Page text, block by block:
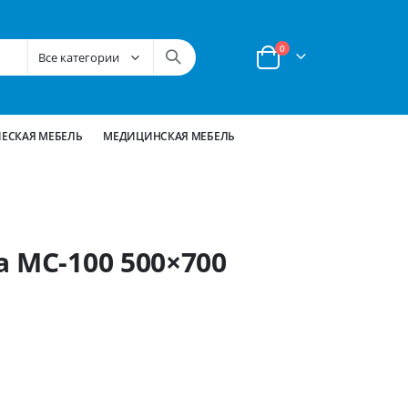
Корзина
0позиции
МЕБЕЛЬ МЕДИЦИНСКАЯ МЕБЕЛЬ
100 500×700